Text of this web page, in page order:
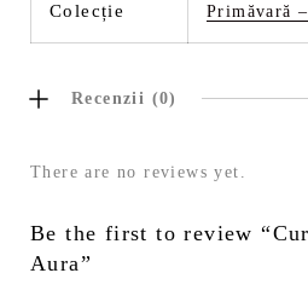
Colecție Primăvară
Recenzii (0)
There are no reviews yet.
Be the first to review
Aura”